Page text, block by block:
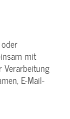
mit
Verarbeitung
E-Mail-